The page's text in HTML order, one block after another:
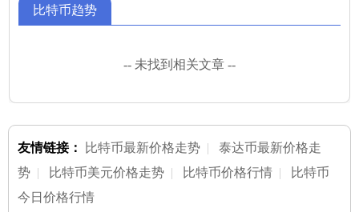
比特币趋势
-- 未找到相关文章 --
友情链接： 比特币最新价格走势 |泰达币最新价格走
势 | 比特币美元价格走势 | 比特币价格行情 | 比特币
今日价格行情